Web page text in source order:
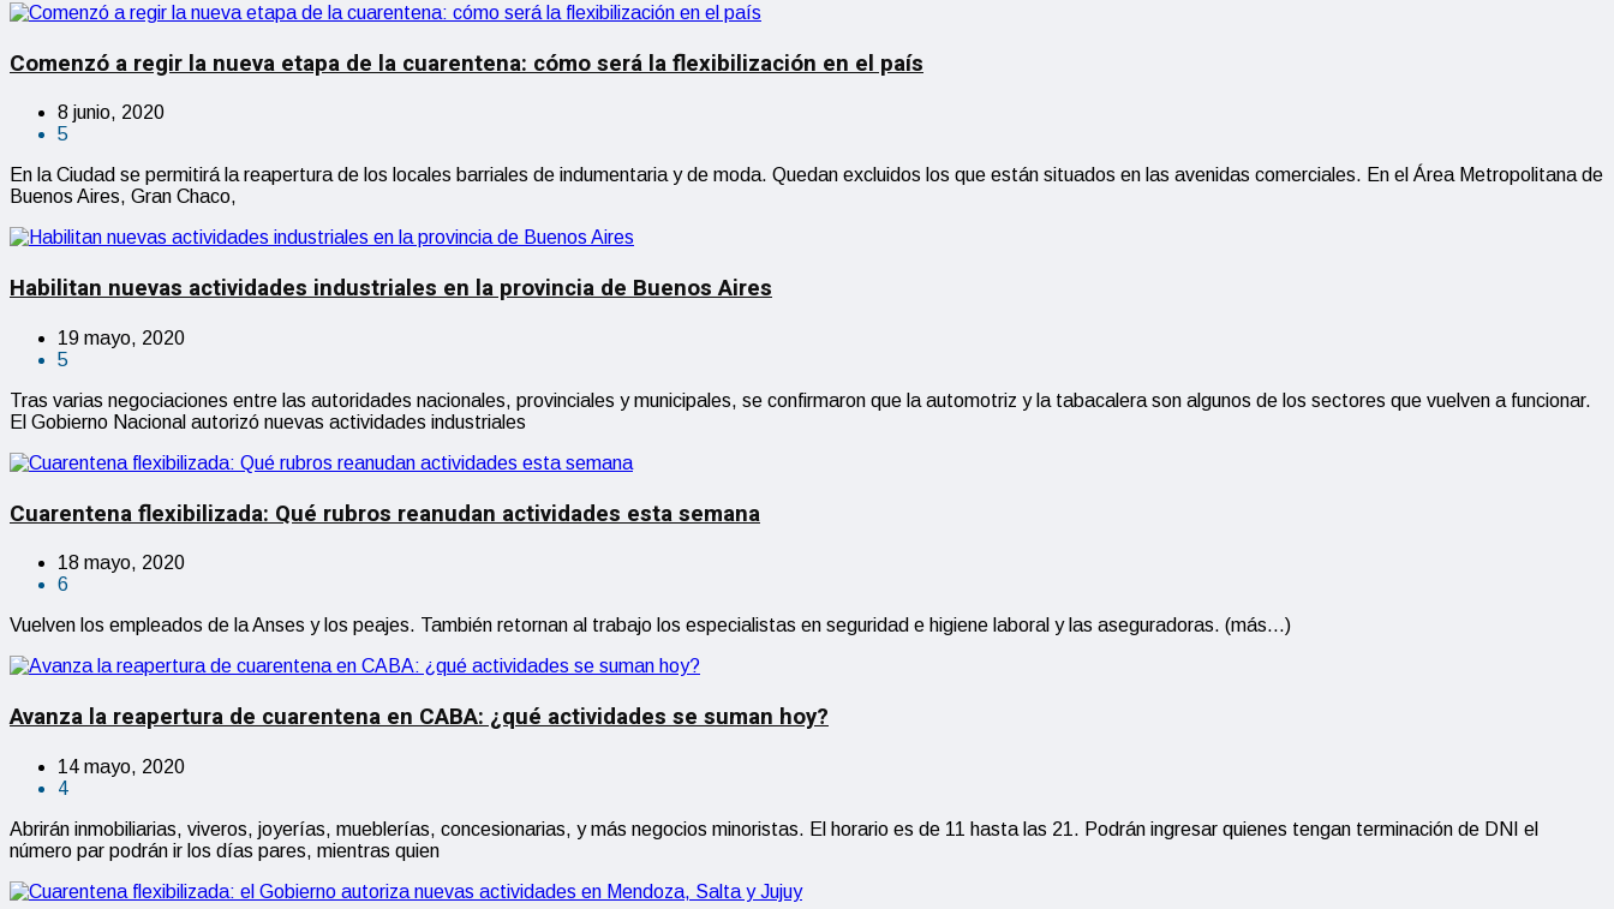
Comenzó a regir la nueva etapa de la cuarentena: cómo será la flexibilización en el país
8 junio, 2020
5
En la Ciudad se permitirá la reapertura de los locales barriales de indumentaria y de moda. Quedan excluidos los que están situados en las avenidas comerciales. En el Área Metropolitana de
Buenos Aires, Gran Chaco,
Habilitan nuevas actividades industriales en la provincia de Buenos Aires
19 mayo, 2020
5
Tras varias negociaciones entre las autoridades nacionales, provinciales y municipales, se confirmaron que la automotriz y la tabacalera son algunos de los sectores que vuelven a funcionar.
El Gobierno Nacional autorizó nuevas actividades industriales
Cuarentena flexibilizada: Qué rubros reanudan actividades esta semana
18 mayo, 2020
6
Vuelven los empleados de la Anses y los peajes. También retornan al trabajo los especialistas en seguridad e higiene laboral y las aseguradoras. (más…)
Avanza la reapertura de cuarentena en CABA: ¿qué actividades se suman hoy?
14 mayo, 2020
4
Abrirán inmobiliarias, viveros, joyerías, mueblerías, concesionarias, y más negocios minoristas. El horario es de 11 hasta las 21. Podrán ingresar quienes tengan terminación de DNI el
número par podrán ir los días pares, mientras quien